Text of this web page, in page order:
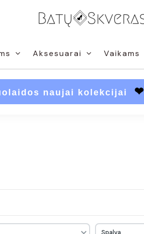
Aksesuarai Vaikams
naujai kolekcijai ❤
Spalva